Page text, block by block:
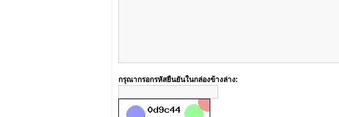
กรุณากรอกรหัสยืนยันในกล่องข้างล่าง: